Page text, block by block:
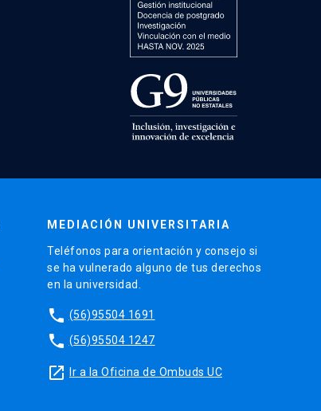
MEDIACIÓN UNIVERSITARIA
Teléfonos para orientación y consejo si
se ha vulnerado alguno de tus derechos
en la universidad.
phone (56)95504 1691
phone (56)95504 1247
launch Ir a la Oficina de Ombuds UC